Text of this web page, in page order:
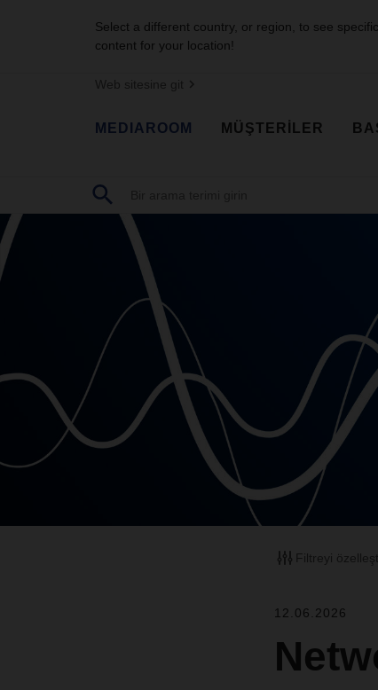
Select a different country, or region, to see specific
content for your location!
Web sitesine git
MEDIAROOM MÜŞTERİLER
Filtreyi
12.06.2026